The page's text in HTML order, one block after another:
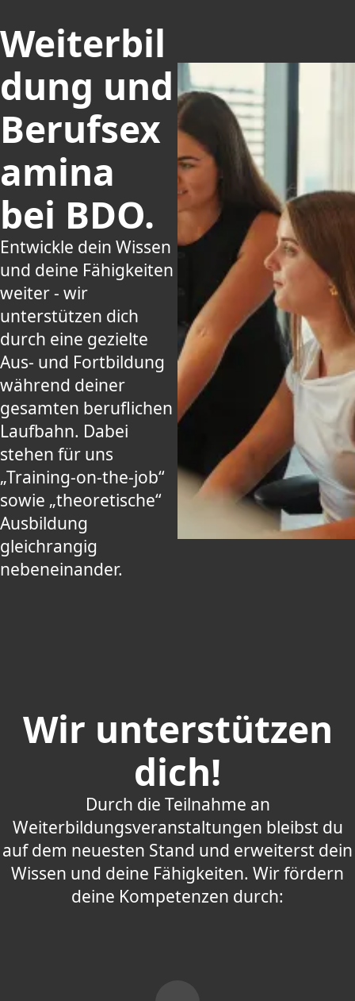
Weiterbil
dung und
Berufsex
amina
bei BDO.
Entwickle dein Wissen
und deine Fähigkeiten
weiter - wir
unterstützen dich
durch eine gezielte
Aus- und Fortbildung
während deiner
gesamten beruflichen
Laufbahn. Dabei
stehen für uns
„Training-on-the-job“
sowie „theoretische“
Ausbildung
gleichrangig
nebeneinander.
Wir unterstützen
dich!
Durch die Teilnahme an
Weiterbildungsveranstaltungen bleibst du
auf dem neuesten Stand und erweiterst dein
Wissen und deine Fähigkeiten. Wir fördern
deine Kompetenzen durch: